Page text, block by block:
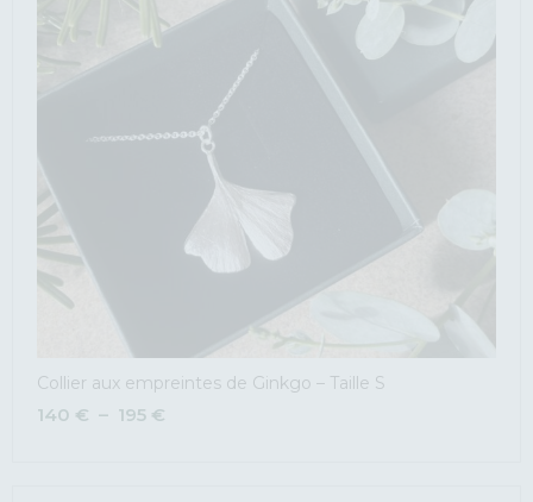
Collier aux empreintes de Ginkgo – Taille S
140 € – 195 €